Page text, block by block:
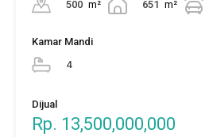
500 m²
651 m²
Kamar Mandi
4
Dijual
Rp. 13,500,000,000